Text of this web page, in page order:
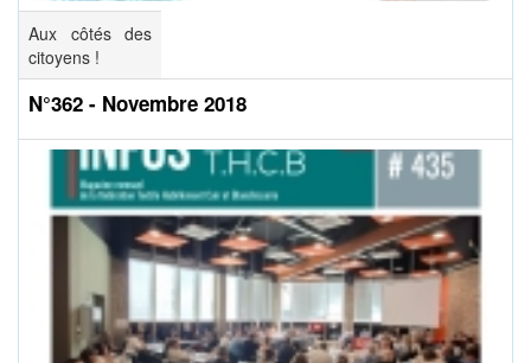
Aux côtés des
citoyens !
N°362 - Novembre 2018